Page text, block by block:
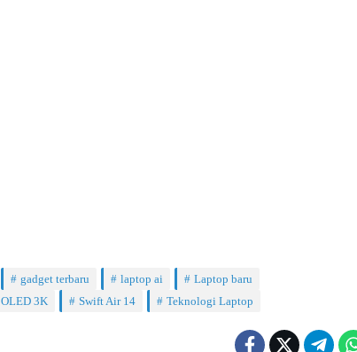
gadget terbaru laptop ai
Laptop baru
OLED 3K Swift Air 14 Teknologi Laptop